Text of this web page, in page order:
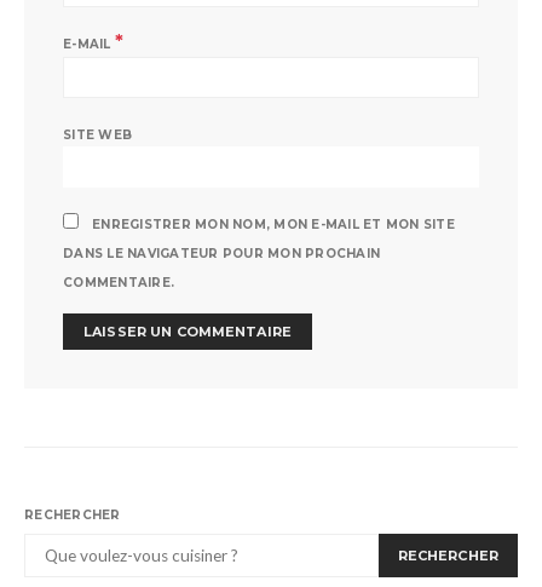
E-MAIL *
SITE WEB
ENREGISTRER MON NOM, MON E-MAIL ET MON SITE
DANS LE NAVIGATEUR POUR MON PROCHAIN
COMMENTAIRE.
RECHERCHER
RECHERCHER